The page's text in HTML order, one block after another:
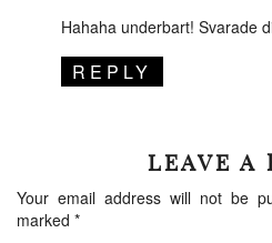
Hahaha underbart! Svarade
REPLY
LEAVE A
Your email address will not be
marked *